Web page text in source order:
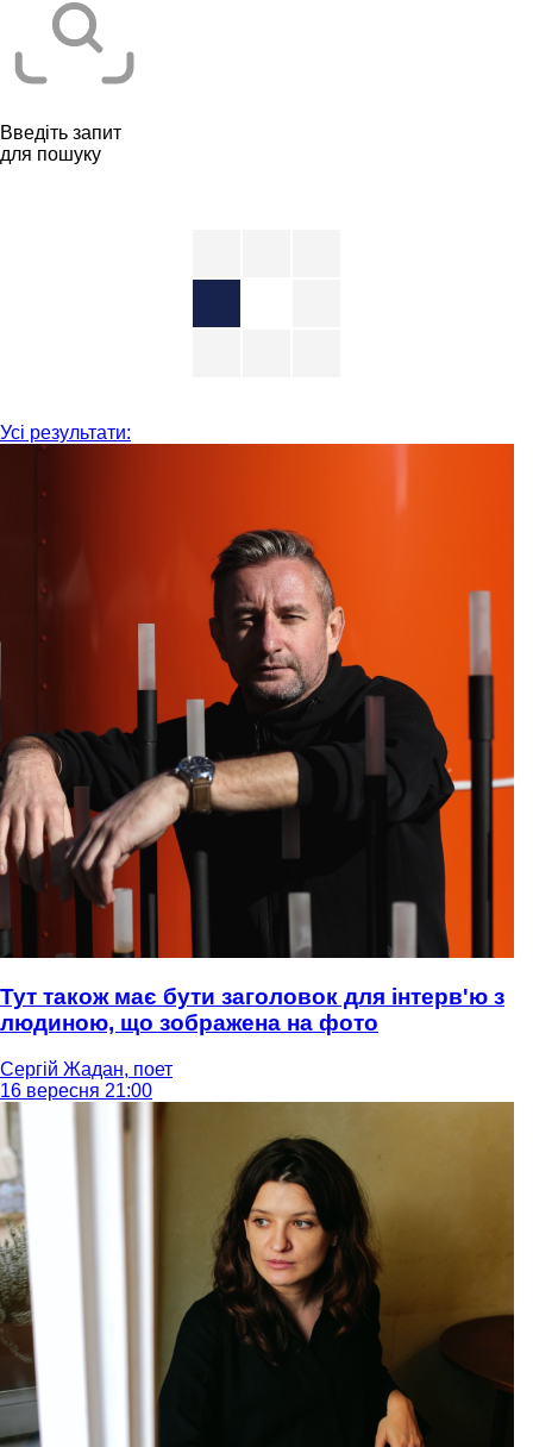
Введіть запит
для пошуку
Усі результати:
Тут також має бути заголовок для інтерв'ю з
людиною, що зображена на фото
Сергій Жадан, поет
16 вересня 21:00